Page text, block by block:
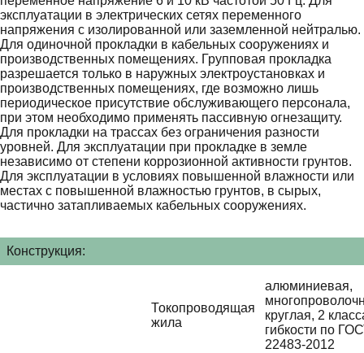
эксплуатации в электрических сетях переменного
напряжения с изолированной или заземленной нейтралью.
Для одиночной прокладки в кабельных сооружениях и
производственных помещениях. Групповая прокладка
разрешается только в наружных электроустановках и
производственных помещениях, где возможно лишь
периодическое присутствие обслуживающего персонала,
при этом необходимо применять пассивную огнезащиту.
Для прокладки на трассах без ограничения разности
уровней. Для эксплуатации при прокладке в земле
независимо от степени коррозионной активности грунтов.
Для эксплуатации в условиях повышенной влажности или
местах с повышенной влажностью грунтов, в сырых,
частично затапливаемых кабельных сооружениях.
Конструкция:
Токопроводящая
жила
алюминиевая,
круглая, 2
гибкости по
22483-2012